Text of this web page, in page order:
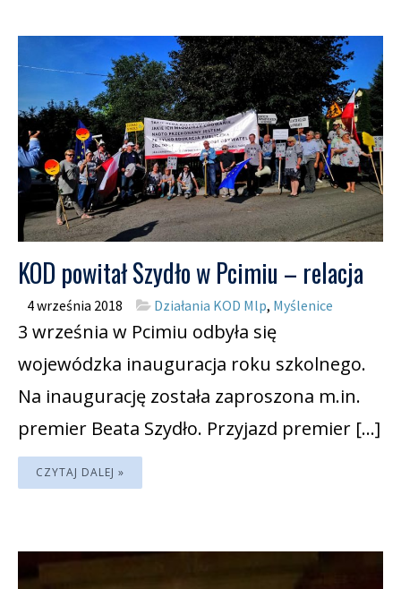
KOD powitał Szydło w Pcimiu – relacja
4 września 2018 Działania KOD Mlp, Myślenice
3 września w Pcimiu odbyła się
wojewódzka inauguracja roku szkolnego.
Na inaugurację została zaproszona m.in.
premier Beata Szydło. Przyjazd premier […]
CZYTAJ DALEJ »